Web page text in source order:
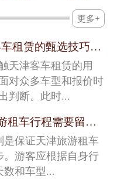
公司资质及荣誉更多+
掌握天津客车租赁的甄选技巧与用车须知
津客车租赁的用
对众多车型和报价时
判断。此时...
规划天津旅游租车行程需要留意的关键细节
证天津旅游租车
。游客应根据自身行
数和车型...